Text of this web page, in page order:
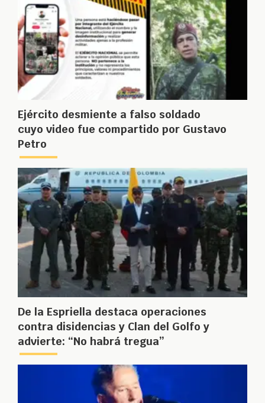
Ejército desmiente a falso soldado
cuyo video fue compartido por Gustavo
Petro
De la Espriella destaca operaciones
contra disidencias y Clan del Golfo y
advierte: “No habrá tregua”